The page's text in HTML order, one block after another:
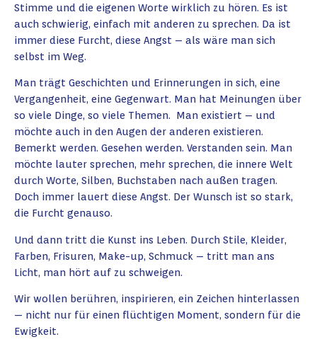
Stimme und die eigenen Worte wirklich zu hören. Es ist
auch schwierig, einfach mit anderen zu sprechen. Da ist
immer diese Furcht, diese Angst – als wäre man sich
selbst im Weg.
Man trägt Geschichten und Erinnerungen in sich, eine
Vergangenheit, eine Gegenwart. Man hat Meinungen über
so viele Dinge, so viele Themen. Man existiert – und
möchte auch in den Augen der anderen existieren.
Bemerkt werden. Gesehen werden. Verstanden sein. Man
möchte lauter sprechen, mehr sprechen, die innere Welt
durch Worte, Silben, Buchstaben nach außen tragen.
Doch immer lauert diese Angst. Der Wunsch ist so stark,
die Furcht genauso.
Und dann tritt die Kunst ins Leben. Durch Stile, Kleider,
Farben, Frisuren, Make-up, Schmuck – tritt man ans
Licht, man hört auf zu schweigen.
Wir wollen berühren, inspirieren, ein Zeichen hinterlassen
— nicht nur für einen flüchtigen Moment, sondern für die
Ewigkeit.